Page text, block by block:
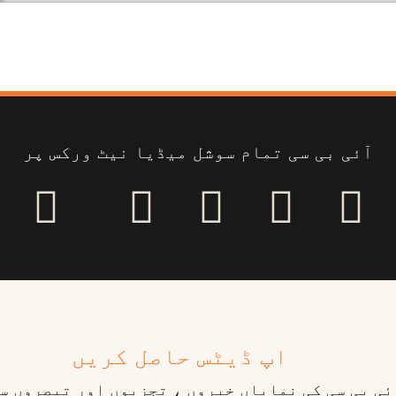
آئی بی سی تمام سوشل میڈیا نیٹ ورکس پر
اپ ڈیٹس حاصل کریں
بی سی کی نمایاں خبروں ، تجزیوں اور تبصروں